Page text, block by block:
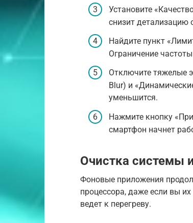
Установите
снизит детализацию
Найдите пункт
Ограничение
Отключите тяжелые
Blur) и
уменьшится.
Нажмите кнопку
смартфон начнет
Очистка системы
Фоновые приложения
процессора, даже если вы
ведет к перегреву.